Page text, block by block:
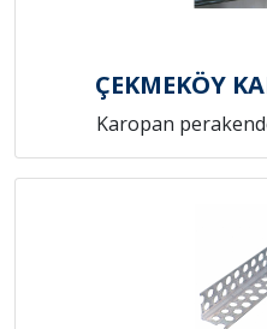
ÇEKMEKÖY
Karopan